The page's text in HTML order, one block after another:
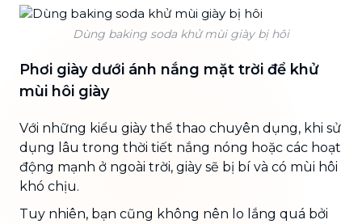
Dùng baking soda khử mùi giày bị hôi
Phơi giày dưới ánh nắng mặt trời để khử
mùi hôi giày
Với những kiểu giày thể thao chuyên dụng, khi sử
dụng lâu trong thời tiết nắng nóng hoặc các hoạt
động mạnh ở ngoài trời, giày sẽ bị bí và có mùi hôi
khó chịu.
Tuy nhiên, bạn cũng không nên lo lắng quá bởi